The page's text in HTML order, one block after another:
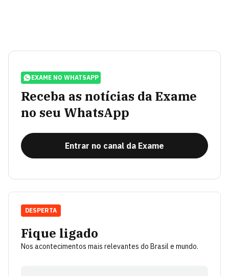
EXAME NO WHATSAPP
Receba as notícias da Exame
no seu WhatsApp
Entrar no canal da Exame
Fique ligado
Nos acontecimentos mais relevantes do Brasil e mundo.
DESPERTA